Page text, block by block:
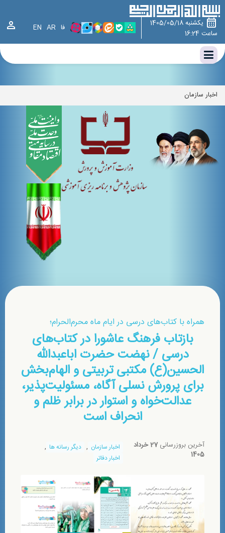
وزارت آموزش و پرورش ، سازمان پژوهش و برنامه ریزی آموزشی ، سازمان
پژوهش،چارت سازمانی سازمان پژوهش و برنامه‌ریزی آموزشی،اخبار سازمان
EN AR فا
یکشنبه 1405/05/18
ساعت 16:24
اخبار سازمان
همراه با کتاب‌های درسی در ايام ماه محرم‌الحرام؛
بازتاب فرهنگ عاشورا در کتاب‌های
درسی / نهضت حضرت اباعبدالله
الحسین(ع) مکتبی تربیتی و الهام‌بخش
برای پرورش نسلی آگاه، مسئولیت‌پذیر،
عدالت‌خواه و استوار در برابر ظلم و
انحراف است
آخرین بروزرسانی
27 خرداد
1405
اخبار سازمان , دیگر رسانه ها ,
اخبار دفاتر